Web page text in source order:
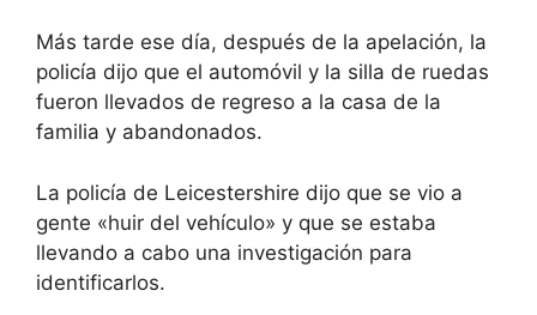
Más tarde ese día, después de la apelación, la
policía dijo que el automóvil y la silla de ruedas
fueron llevados de regreso a la casa de la
familia y abandonados.
La policía de Leicestershire dijo que se vio a
gente «huir del vehículo» y que se estaba
llevando a cabo una investigación para
identificarlos.